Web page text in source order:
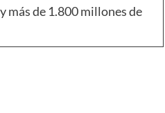
más de 1.800 millones de